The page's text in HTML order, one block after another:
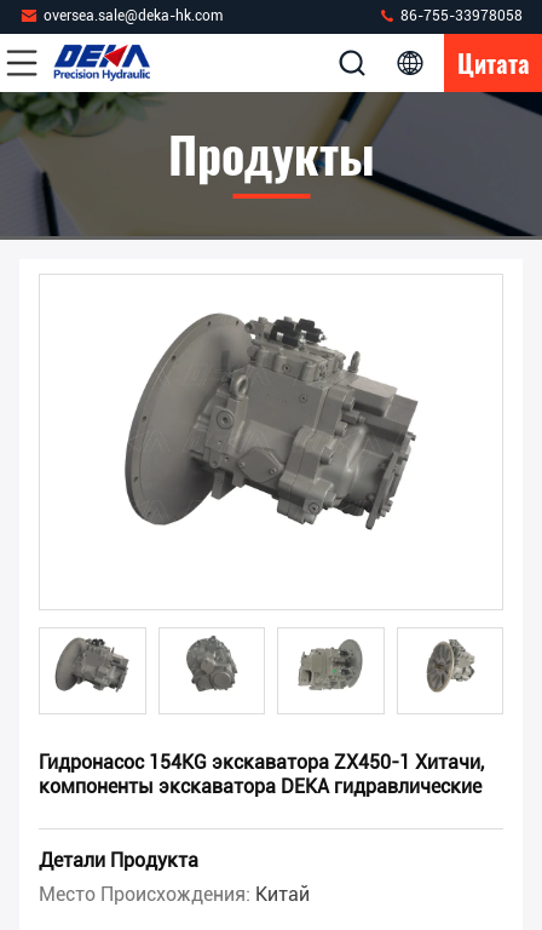
oversea.sale@deka-hk.com 86-755-33978058
Цитата
Продукты
Гидронасос 154KG экскаватора ZX450-1 Хитачи,
компоненты экскаватора DEKA гидравлические
Детали Продукта
Место Происхождения: Китай